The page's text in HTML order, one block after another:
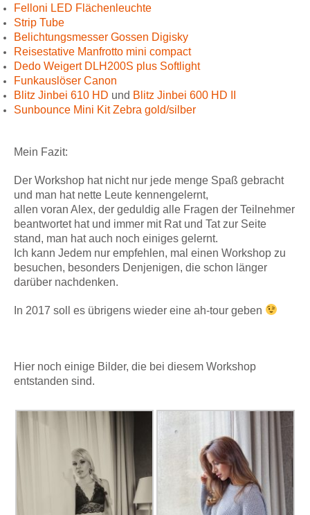
Felloni LED Flächenleuchte
Strip Tube
Belichtungsmesser Gossen Digisky
Reisestative Manfrotto mini compact
Dedo Weigert DLH200S plus Softlight
Funkauslöser Canon
Blitz Jinbei 610 HD und Blitz Jinbei 600 HD II
Sunbounce Mini Kit Zebra gold/silber
Mein Fazit:
Der Workshop hat nicht nur jede menge Spaß gebracht
und man hat nette Leute kennengelernt,
allen voran Alex, der geduldig alle Fragen der Teilnehmer
beantwortet hat und immer mit Rat und Tat zur Seite
stand, man hat auch noch einiges gelernt.
Ich kann Jedem nur empfehlen, mal einen Workshop zu
besuchen, besonders Denjenigen, die schon länger
darüber nachdenken.
In 2017 soll es übrigens wieder eine ah-tour geben
Hier noch einige Bilder, die bei diesem Workshop
entstanden sind.